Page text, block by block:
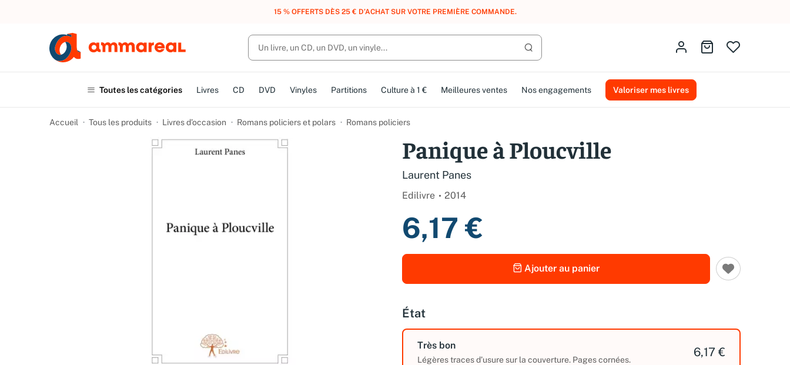
UN ACHAT, DES POINTS, DES RÉCOMPENSES :REJOIGNEZ GRATUITEMENT LE CLUB AMMAREAL.
Lancer la recherche
Identifiez-vousAller au panier
Toutes les catégories Livres CD DVD Vinyles Partitions Culture à 1 € Meilleures ventes Nos engagements Valoriser mes livres
Accueil Tous les produits Livres d’occasion Romans policiers et polars Romans policiers
Panique à Ploucville
Laurent Panes
Edilivre 2014
6,17 €
Ajouter au panier
État
Très bon
Légères traces d’usure sur la couverture. Pages cornées.
6,17 €